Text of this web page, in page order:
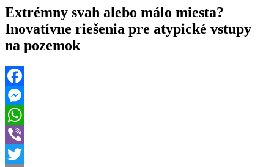
Extrémny svah alebo málo miesta?
Inovatívne riešenia pre atypické vstupy
na pozemok
Facebook
Messenger
WhatsApp
Viber